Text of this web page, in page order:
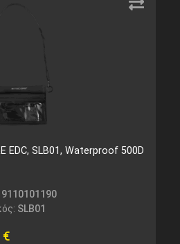
EDC, SLB01, Waterproof 500D
9110101190
SLB01
€